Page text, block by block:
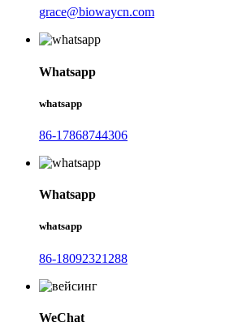
grace@biowaycn.com
Whatsapp
whatsapp
86-17868744306
Whatsapp
whatsapp
86-18092321288
WeChat